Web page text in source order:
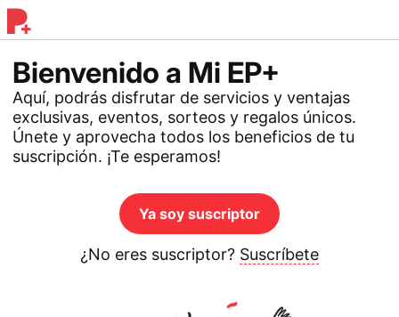
Bienvenido a Mi EP+
Aquí, podrás disfrutar de servicios y ventajas
exclusivas, eventos, sorteos y regalos únicos.
Únete y aprovecha todos los beneficios de tu
suscripción. ¡Te esperamos!
Ya soy suscriptor
¿No eres suscriptor? Suscríbete